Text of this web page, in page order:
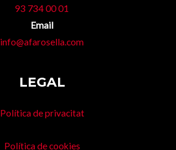
93 734 00 01
Email
info@afarosella.com
LEGAL
Política de privacitat
Política de cookies